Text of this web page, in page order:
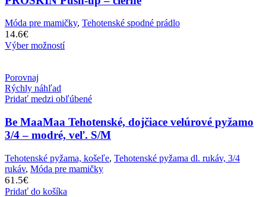
Móda pre mamičky, Tehotenské spodné prádlo
14.6€
Výber možností
Porovnaj
Rýchly náhľad
Pridať medzi obľúbené
Be MaaMaa Tehotenské, dojčiace velúrové pyžamo
3/4 – modré, veľ. S/M
Tehotenské pyžama, košeľe, Tehotenské pyžama dl. rukáv, 3/4
rukáv, Móda pre mamičky
61.5€
Pridať do košíka